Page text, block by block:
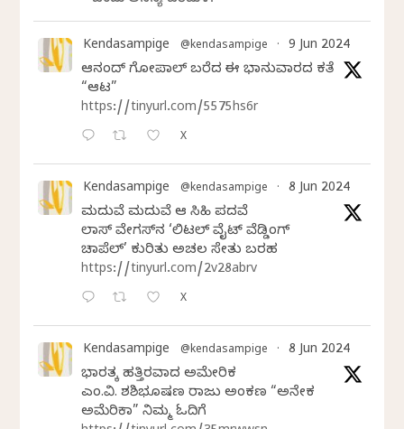
Kendasampige @kendasampige · 9 Jun 2024
ಆನಂದ್‌ ಗೋಪಾಲ್‌ ಬರೆದ ಈ ಭಾನುವಾರದ ಕತೆ
“ಆಟ”
https://tinyurl.com/5575hs6r
X
Kendasampige @kendasampige · 8 Jun 2024
ಮದುವೆ ಮದುವೆ ಆ ಸಿಹಿ ಪದವೆ
ಲಾಸ್‌ ವೇಗಸ್‌ನ ‘ಲಿಟಲ್ ವೈಟ್ ವೆಡ್ಡಿಂಗ್
ಚಾಪೆಲ್’ ಕುರಿತು ಅಚಲ ಸೇತು ಬರಹ
https://tinyurl.com/2v28abrv
X
Kendasampige @kendasampige · 8 Jun 2024
ಭಾರತಕ್ಕೆ ಹತ್ತಿರವಾದ ಅಮೇರಿಕ
ಎಂ.ವಿ. ಶಶಿಭೂಷಣ ರಾಜು ಅಂಕಣ “ಅನೇಕ
ಅಮೆರಿಕಾ” ನಿಮ್ಮ ಓದಿಗೆ